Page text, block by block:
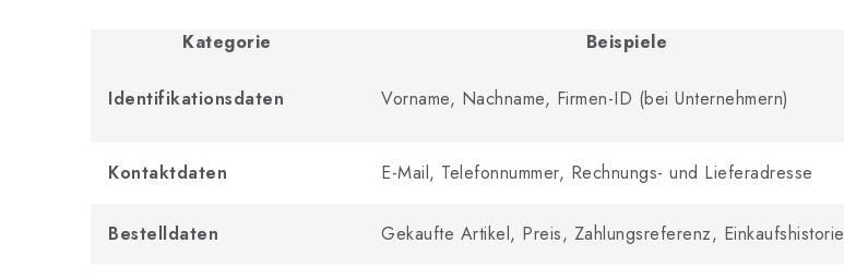
Kategorie Beispiele
Identifikationsdaten Vorname, Nachname, Firmen-ID (bei Unternehmern)
Kontaktdaten E-Mail, Telefonnummer, Rechnungs- und Lieferadresse
Bestelldaten Gekaufte Artikel, Preis, Zahlungsreferenz, Einkaufshistorie